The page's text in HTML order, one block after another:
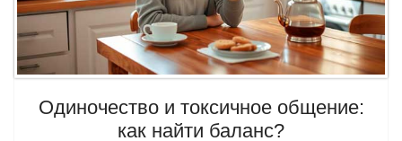
Одиночество и токсичное общение:
как найти баланс?